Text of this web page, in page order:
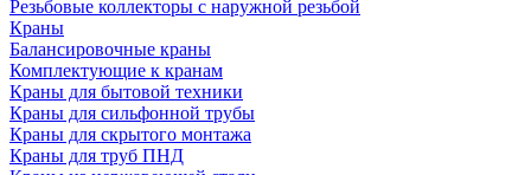
Резьбовые коллекторы с наружной резьбой
Краны
Балансировочные краны
Комплектующие к кранам
Краны для бытовой техники
Краны для сильфонной трубы
Краны для скрытого монтажа
Краны для труб ПНД